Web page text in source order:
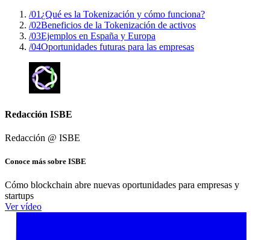
/01 ¿Qué es la Tokenización y cómo funciona?
/02Beneficios de la Tokenización de activos
/03Ejemplos en España y Europa
/04Oportunidades futuras para las empresas
Redacción ISBE
Redacción @ ISBE
Conoce más sobre ISBE
Cómo blockchain abre nuevas oportunidades para empresas y
startups
Ver vídeo